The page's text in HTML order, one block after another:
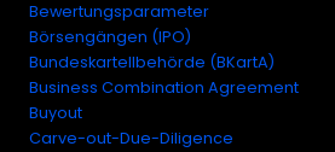
Bewertungsparameter
Börsengängen (IPO)
Bundeskartellbehörde (BKartA)
Business Combination Agreement
Buyout
Carve-out-Due-Diligence